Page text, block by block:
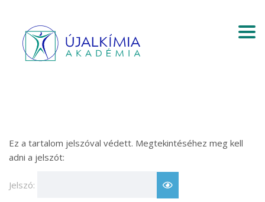
Ez a tartalom jelszóval védett. Megtekintéséhez meg kell
adni a jelszót:
Jelszó: